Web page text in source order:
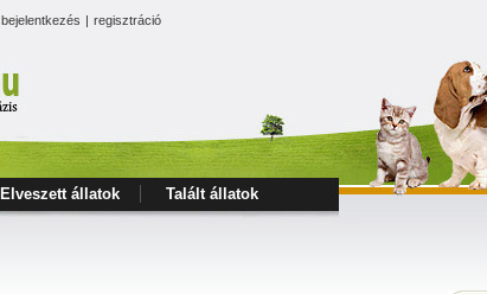
bejelentkezés | regisztráció
Elveszett állatok Talált állatok